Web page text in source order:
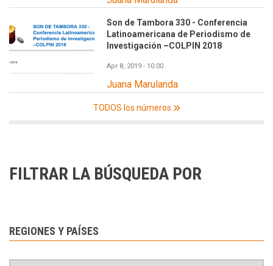
Son de Tambora 330 - Conferencia
Latinoamericana de Periodismo de
Investigación –COLPIN 2018
Apr 8, 2019 - 10:00
Juana Marulanda
TODOS los números
FILTRAR LA BÚSQUEDA POR
REGIONES Y PAÍSES